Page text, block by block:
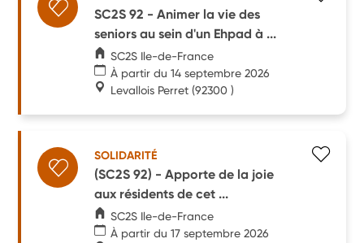
SC2S 92 - Animer la vie des
seniors au sein d'un Ehpad à ...
SC2S Ile-de-France
À partir du 14 septembre 2026
Levallois Perret (92300 )
SOLIDARITÉ
(SC2S 92) - Apporte de la joie
aux résidents de cet ...
SC2S Ile-de-France
À partir du 17 septembre 2026